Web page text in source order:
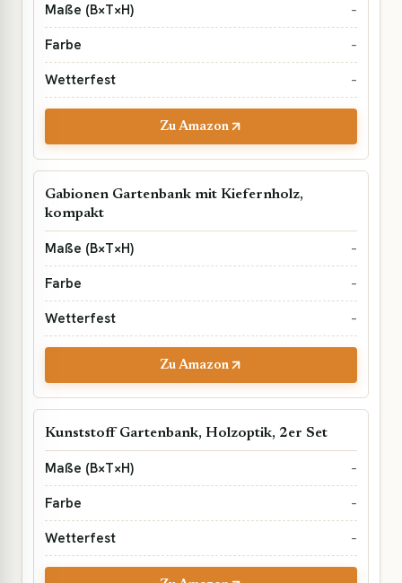
–
–
–
Zu Amazon
Gabionen Gartenbank mit Kiefernholz,
kompakt
–
–
–
Zu Amazon
Kunststoff Gartenbank, Holzoptik, 2er Set
–
–
–